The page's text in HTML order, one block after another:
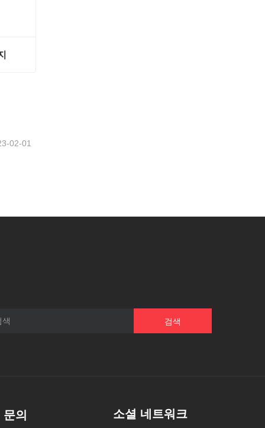
02-01
검색
문의 소셜 네트워크